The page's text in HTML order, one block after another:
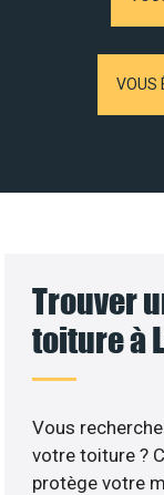
VOUS
Trouver
toiture à
Vous
votre toiture ?
protège votre